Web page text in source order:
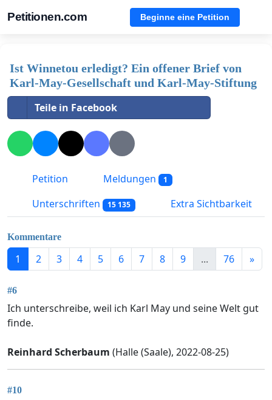
Petitionen.com Beginne eine Petition
Ist Winnetou erledigt? Ein offener Brief von
Karl-May-Gesellschaft und Karl-May-Stiftung
Teile in Facebook
Petition Meldungen 1
Unterschriften 15 135 Extra Sichtbarkeit
Kommentare
1 2 3 4 5 6 7 8 9 ... 76 »
#6
Ich unterschreibe, weil ich Karl May und seine Welt gut
finde.
Reinhard Scherbaum (Halle (Saale), 2022-08-25)
#10